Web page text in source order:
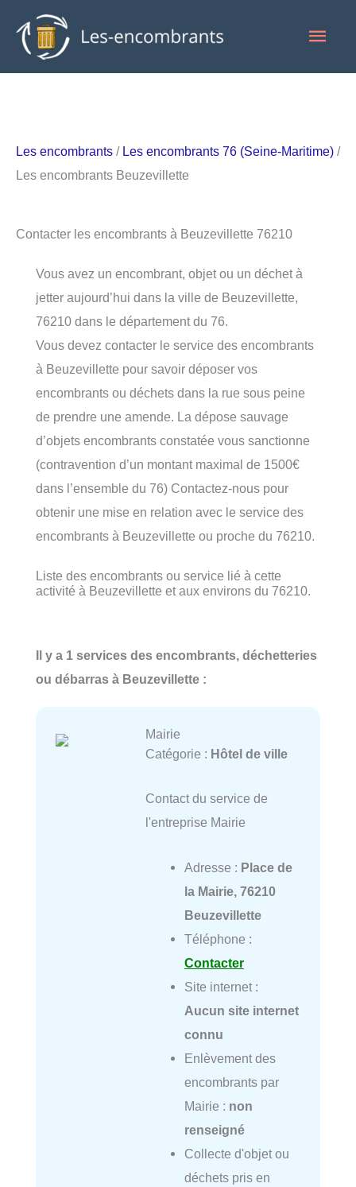
contenu
Les encombrants / Les encombrants 76 (Seine-Maritime) /
Les encombrants Beuzevillette
Contacter les encombrants à Beuzevillette 76210
Vous avez un encombrant, objet ou un déchet à
jetter aujourd’hui dans la ville de Beuzevillette,
76210 dans le département du 76.
Vous devez contacter le service des encombrants
à Beuzevillette pour savoir déposer vos
encombrants ou déchets dans la rue sous peine
de prendre une amende. La dépose sauvage
d’objets encombrants constatée vous sanctionne
(contravention d’un montant maximal de 1500€
dans l’ensemble du 76) Contactez-nous pour
obtenir une mise en relation avec le service des
encombrants à Beuzevillette ou proche du 76210.
Liste des encombrants ou service lié à cette
activité à Beuzevillette et aux environs du 76210.
Il y a 1 services des encombrants, déchetteries
ou débarras à Beuzevillette :
Mairie
Catégorie : Hôtel de ville
Contact du service de
l'entreprise Mairie
Adresse : Place de
la Mairie, 76210
Beuzevillette
Téléphone :
Contacter
Site internet :
Aucun site internet
connu
Enlèvement des
encombrants par
Mairie : non
renseigné
Collecte d'objet ou
déchets pris en